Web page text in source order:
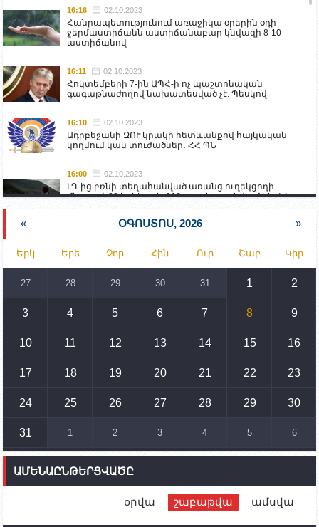
16:16 02.10.2023
Հանրապետությունում առաջիկա օրերին օդի
ջերմաստիճանն աստիճանաբար կնվազի 8-10
աստիճանով
16:11 02.10.2023
Հոկտեմբերի 7-ին ԱՊՀ-ի ոչ պաշտոնական
գագաթնաժողով նախատեսված չէ. Պեսկով
16:10 02.10.2023
Ադրբեջանի ԶՈՒ կրակի հետևանքով հայկական
կողմում կան տուժածներ․ ՀՀ ՊՆ
16:00 02.10.2023
ԼՂ-ից բռնի տեղահանված առանց ուղեկցողի
մնացած 20 երեխա և 216 տարեց գտնվում են ՀՀ
Իրանը կողմ է տարածաշրջանի համար շահավետ
տրանսպորտային հաղորդակցությունների
զարգացմանը, սակայն ոչ՝ միջազգային
սահմանների փոփոխությանը
15:10 02.10.2023
սպառնալիքները կասեցնելու համար. իսպանացի
պատգամավորը Գորիսում է
14:54 02.10.2023
տեղակայված հայկական դիրքերի անձնակազմի
համար սնունդ տեղափոխող մեքենայի
ունեն. կիպրոսցի խորհրդարանականը՝ Ալեն
« ՕԳՈՍՏՈՍ, 2026 »
Երկ Երե Չոր Հին Ուր Շաբ Կիր
27 28 29 30 31 1 2
3 4 5 6 7 8 9
10 11 12 13 14 15 16
17 18 19 20 21 22 23
24 25 26 27 28 29 30
31 1 2 3 4 5 6
ԱՄԵՆԱԸՆԹԵՐՑՎԱԾԸ
օրվա շաբաթվա ամսվա